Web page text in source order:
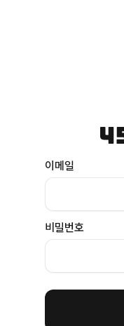
이메일
비밀번호